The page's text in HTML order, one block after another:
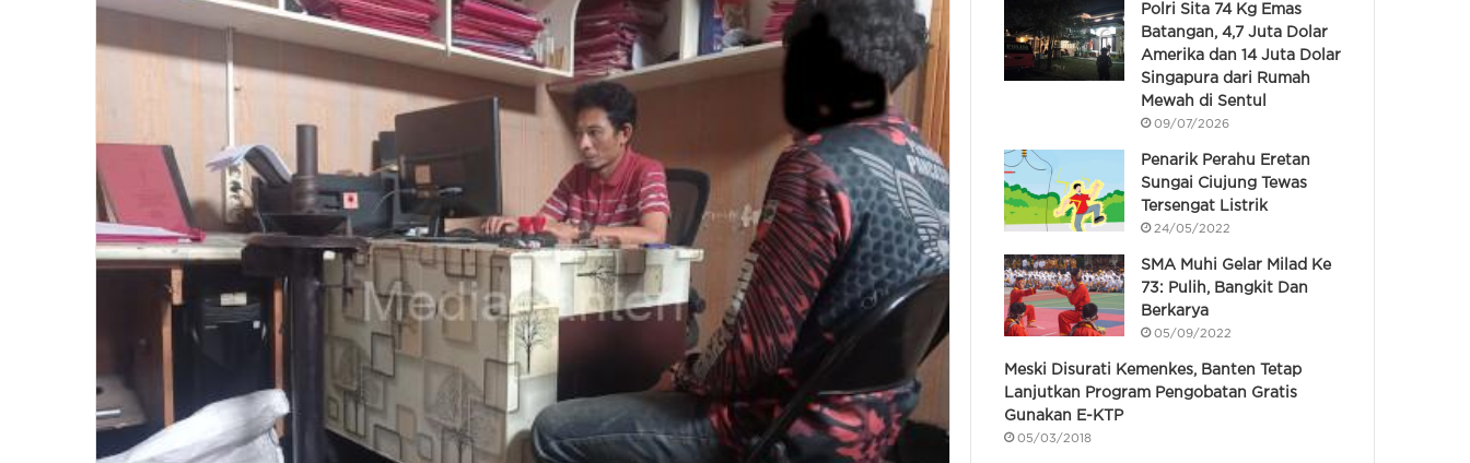
Polri Sita 74 Kg Emas
Batangan, 4,7 Juta Dolar
Amerika dan 14 Juta Dolar
Singapura dari Rumah
Mewah di Sentul
09/07/2026
Penarik Perahu Eretan
Sungai Ciujung Tewas
Tersengat Listrik
24/05/2022
SMA Muhi Gelar Milad Ke
73: Pulih, Bangkit Dan
Berkarya
05/09/2022
Meski Disurati Kemenkes, Banten Tetap
Lanjutkan Program Pengobatan Gratis
Gunakan E-KTP
05/03/2018